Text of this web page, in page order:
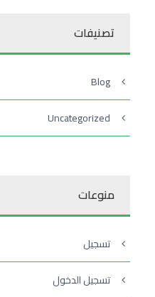
تصنيفات
Blog
Uncategorized
منوعات
تسجيل
تسجيل الدخول